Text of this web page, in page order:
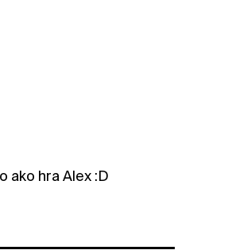
ako hra Alex :D